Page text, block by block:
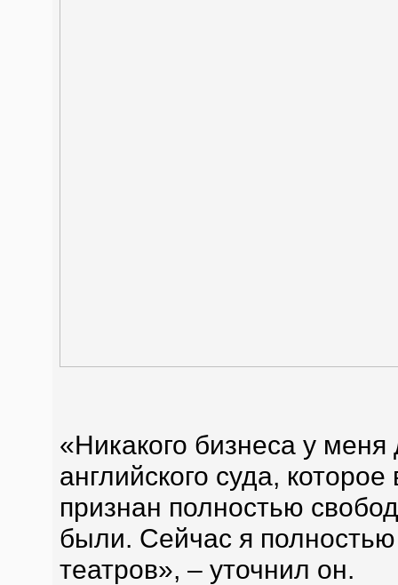
«Никакого бизнеса у
английского суда,
признан полностью
были. Сейчас я
театров», – уточнил он.